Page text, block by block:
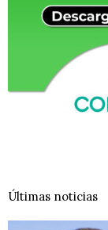
Últimas noticias